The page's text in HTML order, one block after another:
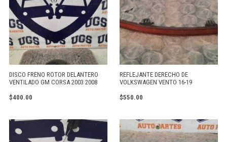
DISCO FRENO ROTOR DELANTERO
VENTILADO GM CORSA 2003 2008
$400.00
REFLEJANTE DERECHO DE
VOLKSWAGEN VENTO 16-19
$550.00